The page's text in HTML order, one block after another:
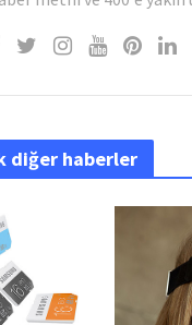
diğer haberler